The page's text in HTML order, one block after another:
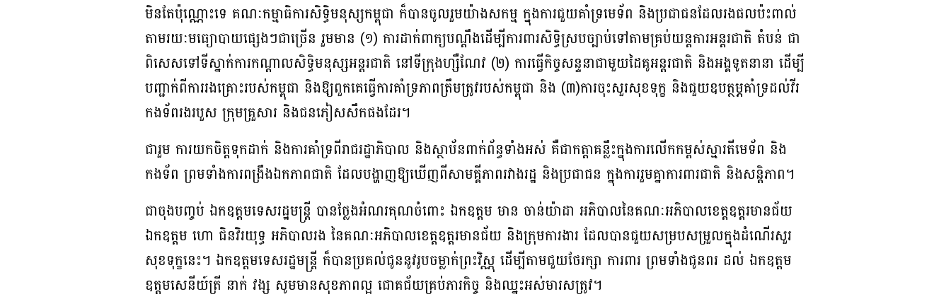
មិនតែប៉ុណ្ណោះទេ គណៈកម្មាធិការសិទ្ធិមនុស្សកម្ពុជា ក៏បានចូលរួមយ៉ាងសកម្ម ក្នុងការជួយគាំទ្រមេទ័ព និងប្រជាជនដែលរងផលប៉ះពាល់
តាមរយៈមធ្យោបាយផ្សេងៗជាច្រើន រួមមាន (១) ការដាក់ពាក្យបណ្តឹងដើម្បីការពារសិទ្ធិស្របច្បាប់ទៅតាមគ្រប់យន្តការអន្តរជាតិ តំបន់ ជា
ពិសេសទៅទីស្នាក់ការកណ្តាលសិទ្ធិមនុស្សអន្តរជាតិ នៅទីក្រុងហ្សឺណែវ (២) ការធ្វើកិច្ចសន្ទនាជាមួយដៃគូអន្តរជាតិ និងអង្គទូតនានា ដើម្បី
បញ្ជាក់ពីការរងគ្រោះរបស់កម្ពុជា និងឱ្យពួកគេធ្វើការគាំទ្រភាពត្រឹមត្រូវរបស់កម្ពុជា និង (៣)ការចុះសួរសុខទុក្ខ និងជួយឧបត្ថម្ភគាំទ្រដល់វីរ
កងទ័ពរងរបួស ក្រុមគ្រួសារ និងជនភៀសសឹកផងដែរ។
ជារួម ការយកចិត្តទុកដាក់ និងការគាំទ្រពីរាជរដ្ឋាភិបាល និងស្ថាប័នពាក់ព័ន្ធទាំងអស់ គឺជាកត្តាគន្លឹះក្នុងការលើកកម្ពស់ស្មារតីមេទ័ព និង
កងទ័ព ព្រមទាំងការពង្រឹងឯកភាពជាតិ ដែលបង្ហាញឱ្យឃើញពីសាមគ្គីភាពរវាងរដ្ឋ និងប្រជាជន ក្នុងការរួមគ្នាការពារជាតិ និងសន្តិភាព។
ជាចុងបញ្ចប់ ឯកឧត្តមទេសរដ្ឋមន្រ្តី បានថ្លែងអំណរគុណចំពោះ ឯកឧត្តម មាន ចាន់យ៉ាដា អភិបាលនៃគណៈអភិបាលខេត្តឧត្តរមានជ័យ
ឯកឧត្តម ហោ ជិនវិរយុទ្ធ អភិបាលរង នៃគណៈអភិបាលខេត្តឧត្តរមានជ័យ និងក្រុមការងារ ដែលបានជួយសម្របសម្រួលក្នុងដំណើរសួរ
សុខទុក្ខនេះ។ ឯកឧត្តមទេសរដ្ឋមន្រ្តី ក៏បានប្រគល់ជូននូវរូបចម្លាក់ព្រះវិស្ណុ ដើម្បីតាមជួយថែរក្សា ការពារ ព្រមទាំងជូនពរ ដល់ ឯកឧត្តម
ឧត្តមសេនីយ៍ត្រី នាក់ វង្ស សូមមានសុខភាពល្អ ជោគជ័យគ្រប់ភារកិច្ច និងឈ្នះអស់មារសត្រូវ។